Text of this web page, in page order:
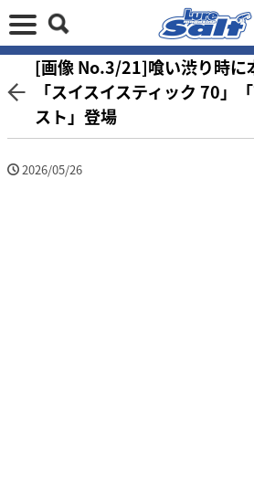
[画像 No.3/21]喰い渋り時に
「スイスイスティック 70」
スト」登場
2026/05/26